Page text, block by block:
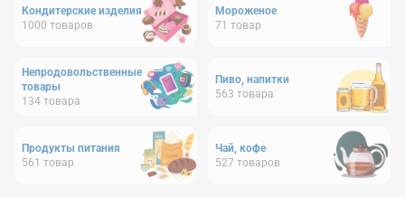
Кондитерские изделия
1000 товаров
Мороженое
71 товар
Непродовольственные
товары
134 товара
Пиво, напитки
563 товара
Продукты питания
561 товар
Чай, кофе
527 товаров